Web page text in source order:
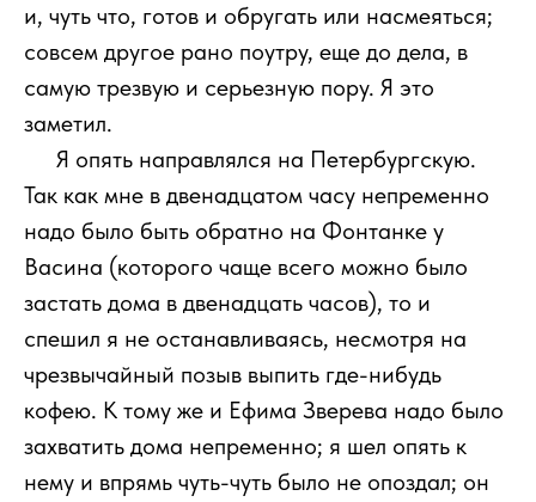
и, чуть что, готов и обругать или насмеяться;
совсем другое рано поутру, еще до дела, в
самую трезвую и серьезную пору. Я это
заметил.
Я опять направлялся на Петербургскую.
Так как мне в двенадцатом часу непременно
надо было быть обратно на Фонтанке у
Васина (которого чаще всего можно было
застать дома в двенадцать часов), то и
спешил я не останавливаясь, несмотря на
чрезвычайный позыв выпить где-нибудь
кофею. К тому же и Ефима Зверева надо было
захватить дома непременно; я шел опять к
нему и впрямь чуть-чуть было не опоздал; он